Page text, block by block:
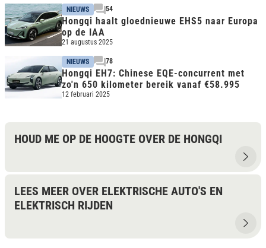
NIEUWS
54
Hongqi haalt gloednieuwe EHS5 naar Europa
op de IAA
21 augustus 2025
NIEUWS 78
Hongqi EH7: Chinese EQE-concurrent met
zo'n 650 kilometer bereik vanaf €58.995
12 februari 2025
HOUD ME OP DE HOOGTE OVER DE HONGQI
LEES MEER OVER ELEKTRISCHE AUTO'S EN
ELEKTRISCH RIJDEN